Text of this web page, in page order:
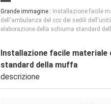
Grande immagine : Installazione facile
dell'ambulanza del ccc dei sedili
elaborazione della schiuma standard
Installazione facile materiale
standard della muffa
descrizione